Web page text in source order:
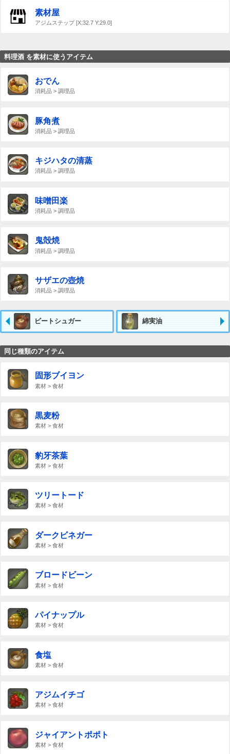
素材屋
アジムステップ [X:32.7 Y:29.0]
料理酒 を素材に使うアイテム
おでん
消耗品 > 調理品
豚角煮
消耗品 > 調理品
キジハタの清蒸
消耗品 > 調理品
味噌田楽
消耗品 > 調理品
鬼殻焼
消耗品 > 調理品
サザエの壺焼
消耗品 > 調理品
ビートシュガー 綿実油
同じ種類のアイテム
固形ブイヨン
素材 > 食材
黒麦粉
素材 > 食材
豹牙茶葉
素材 > 食材
ツリートード
素材 > 食材
ダークビネガー
素材 > 食材
ブロードビーン
素材 > 食材
パイナップル
素材 > 食材
食塩
素材 > 食材
アジムイチゴ
素材 > 食材
ジャイアントポポト
素材 > 食材